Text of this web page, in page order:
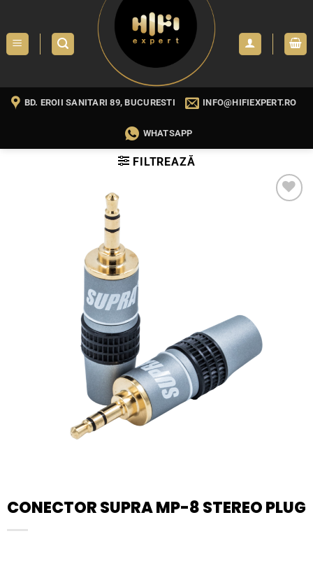
content
BD. EROII SANITARI 89, BUCURESTI INFO@HIFIEXPERT.RO
WHATSAPP
FILTREAZĂ
CONECTOR SUPRA MP-8 STEREO PLUG